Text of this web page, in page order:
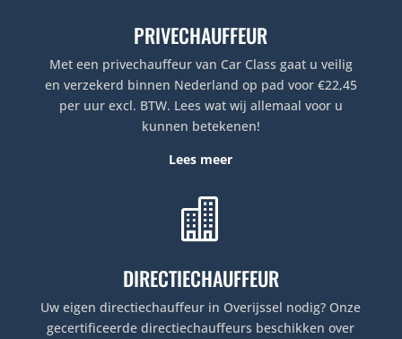
PRIVECHAUFFEUR
Met een privechauffeur van Car Class gaat u veilig
en verzekerd binnen Nederland op pad voor €22,45
per uur excl. BTW. Lees wat wij allemaal voor u
kunnen betekenen!
Lees meer

DIRECTIECHAUFFEUR
Uw eigen directiechauffeur in Overijssel nodig? Onze
gecertificeerde directiechauffeurs beschikken over